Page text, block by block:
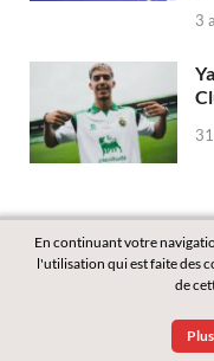
3
WordPress
En continuant votre
l'utilisation qui est faite des
de